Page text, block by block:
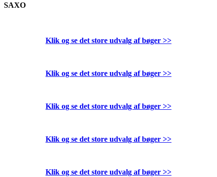
SAXO
Klik og se det store udvalg af bøger >>
Klik og se det store udvalg af bøger >>
Klik og se det store udvalg af bøger >>
Klik og se det store udvalg af bøger >>
Klik og se det store udvalg af bøger >>